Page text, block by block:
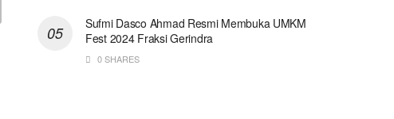
Sufmi Dasco Ahmad Resmi Membuka UMKM
Fest 2024 Fraksi Gerindra
0 SHARES